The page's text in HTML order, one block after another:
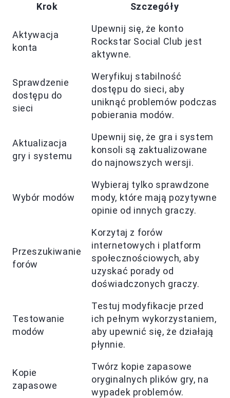
Krok Szczegóły
Aktywacja
konta
Upewnij się, że konto
Rockstar Social Club jest
aktywne.
Sprawdzenie
dostępu do
sieci
Weryfikuj stabilność
dostępu do sieci, aby
uniknąć problemów podczas
pobierania modów.
Aktualizacja
gry i systemu
Upewnij się, że gra i system
konsoli są zaktualizowane
do najnowszych wersji.
Wybór modów
Wybieraj tylko sprawdzone
mody, które mają pozytywne
opinie od innych graczy.
Przeszukiwanie
forów
Korzytaj z forów
internetowych i platform
społecznościowych, aby
uzyskać porady od
doświadczonych graczy.
Testowanie
modów
Testuj modyfikacje przed
ich pełnym wykorzystaniem,
aby upewnić się, że działają
płynnie.
Kopie
zapasowe
Twórz kopie zapasowe
oryginalnych plików gry, na
wypadek problemów.